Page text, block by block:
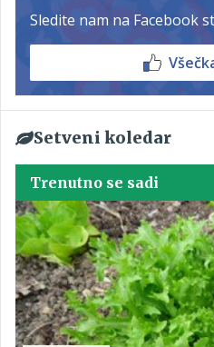
Sledite nam na Facebook
Setveni koledar
Trenutno se sadi